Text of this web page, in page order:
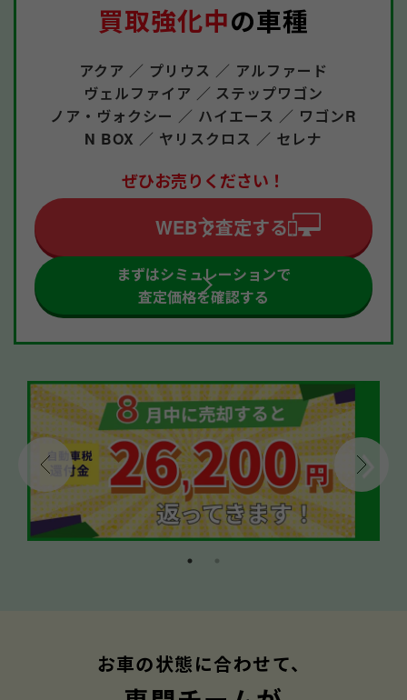
買取強化中の車種
アクア ／ プリウス ／ アルファード
ヴェルファイア ／ ステップワゴン
ノア・ヴォクシー ／ ハイエース ／ ワゴンR
N BOX ／ ヤリスクロス ／ セレナ
ぜひお売りください！
WEBで査定する
まずはシミュレーションで
査定価格を確認する
お車の状態に合わせて、